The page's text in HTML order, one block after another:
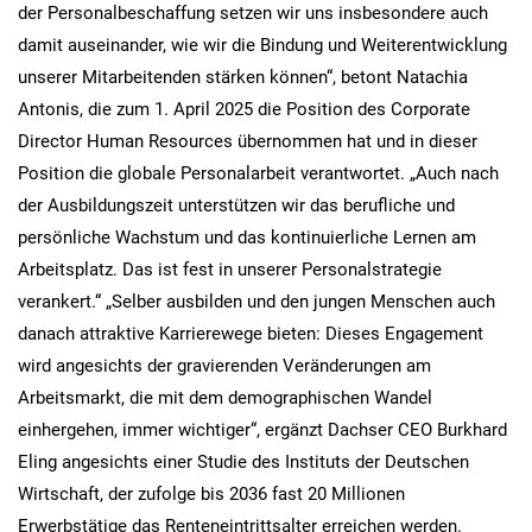
der Personalbeschaffung setzen wir uns insbesondere auch
damit auseinander, wie wir die Bindung und Weiterentwicklung
unserer Mitarbeitenden stärken können“, betont Natachia
Antonis, die zum 1. April 2025 die Position des Corporate
Director Human Resources übernommen hat und in dieser
Position die globale Personalarbeit verantwortet. „Auch nach
der Ausbildungszeit unterstützen wir das berufliche und
persönliche Wachstum und das kontinuierliche Lernen am
Arbeitsplatz. Das ist fest in unserer Personalstrategie
verankert.“ „Selber ausbilden und den jungen Menschen auch
danach attraktive Karrierewege bieten: Dieses Engagement
wird angesichts der gravierenden Veränderungen am
Arbeitsmarkt, die mit dem demographischen Wandel
einhergehen, immer wichtiger“, ergänzt Dachser CEO Burkhard
Eling angesichts einer Studie des Instituts der Deutschen
Wirtschaft, der zufolge bis 2036 fast 20 Millionen
Erwerbstätige das Renteneintrittsalter erreichen werden.